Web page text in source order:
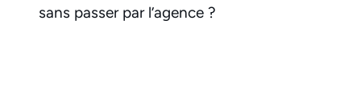
sans passer par l’agence ?